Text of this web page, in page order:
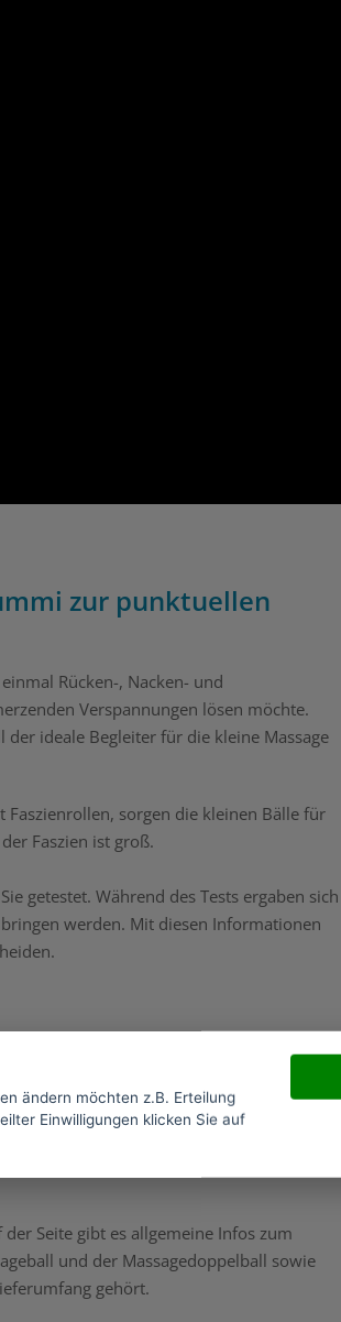
zur punktuellen
Rücken-, Nacken- und
Verspannungen lösen möchte.
ideale Begleiter für die kleine Massage
sorgen die kleinen Bälle für
Faszien ist groß.
getestet. Während des Tests ergaben sich
werden. Mit diesen Informationen
mir an, der noch nicht viel über den Inhalt
Er hat die Maße 22 x 7 x 7 cm und die
man den Einzelball und den Doppelball
Seite gibt es allgemeine Infos zum
und der Massagedoppelball sowie
gehört.
ändern möchten z.B. Erteilung
Einwilligungen klicken Sie auf